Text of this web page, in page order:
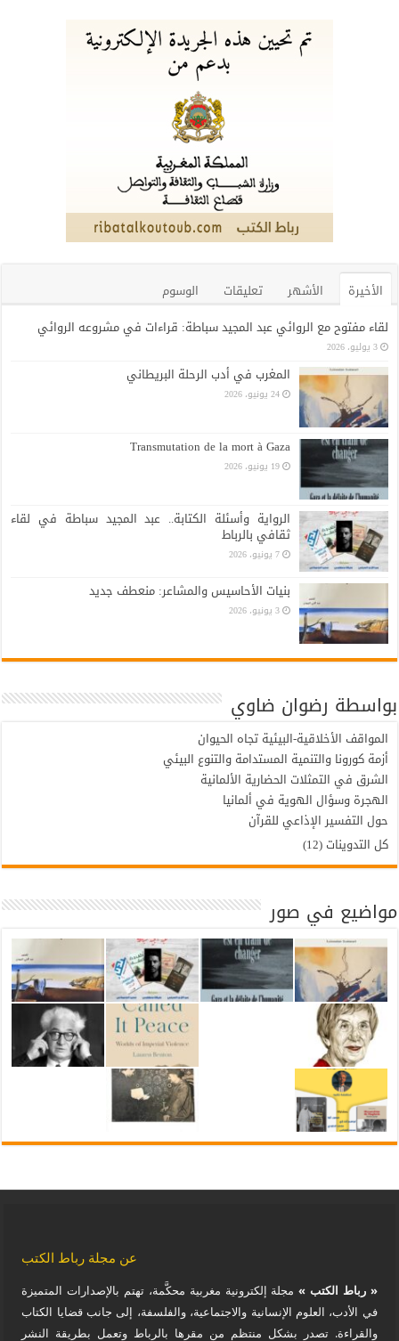
الأخيرة الأشهر تعليقات
الوسوم
لقاء مفتوح مع الروائي عبد المجيد سباطة: قراءات في مشروعه الروائي
3 يوليو، 2026
المغرب في أدب الرحلة البريطاني
24 يونيو، 2026
Transmutation de la mort à Gaza
19 يونيو، 2026
الرواية وأسئلة الكتابة.. عبد المجيد سباطة في لقاء
ثقافي بالرباط
7 يونيو، 2026
بنيات الأحاسيس والمشاعر: منعطف جديد
3 يونيو، 2026
بواسطة رضوان ضاوي
المواقف الأخلاقية-البيئية تجاه الحيوان
أزمة كورونا والتنمية المستدامة والتنوع البيئي
الشرق في التمثلات الحضارية الألمانية
الهجرة وسؤال الهوية في ألمانيا
حول التفسير الإذاعي للقرآن
كل التدوينات (12)
مواضيع في صور
عن مجلة رباط الكتب
« رباط الكتب »مجلة إلكترونية مغربية محكَّمة، تهتم بالإصدارات المتميزة
في الأدب، العلوم الإنسانية والاجتماعية، والفلسفة، إلى جانب قضايا الكتاب
والقراءة. تصدر بشكل منتظم من مقرها بالرباط وتعمل بطريقة النشر